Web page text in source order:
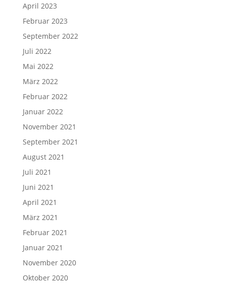
April 2023
Februar 2023
September 2022
Juli 2022
Mai 2022
März 2022
Februar 2022
Januar 2022
November 2021
September 2021
August 2021
Juli 2021
Juni 2021
April 2021
März 2021
Februar 2021
Januar 2021
November 2020
Oktober 2020